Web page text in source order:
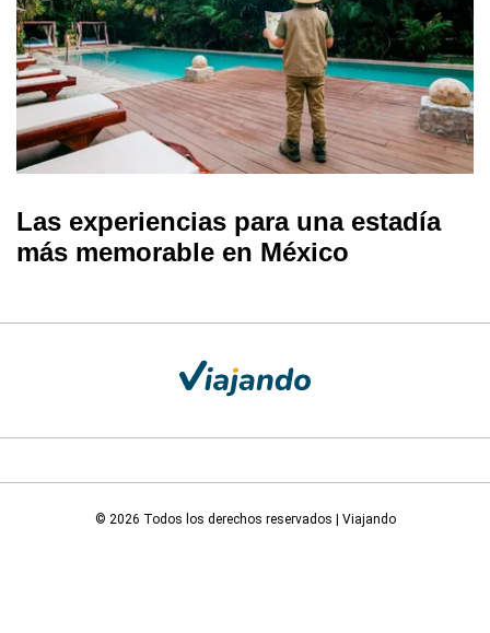
Las experiencias para una estadía
más memorable en México
© 2026 Todos los derechos reservados | Viajando